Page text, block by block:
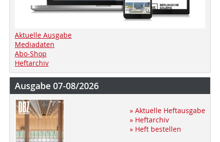
Aktuelle Ausgabe
Mediadaten
Abo-Shop
Heftarchiv
Ausgabe 07-08/2026
» Aktuelle Heftausgabe
» Heftarchiv
» Heft bestellen